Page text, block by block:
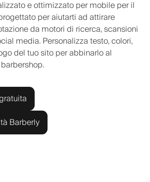
e ottimizzato per mobile per il
per aiutarti ad attirare
da motori di ricerca, scansioni
media. Personalizza testo, colori,
del tuo sito per abbinarlo al
Barberly